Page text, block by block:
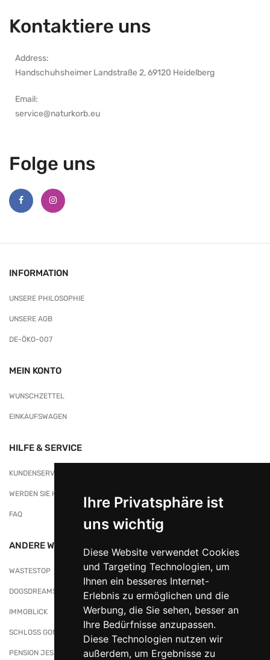
Ihre Privatsphäre ist
uns wichtig
Diese Website verwendet Cookies
und Targeting Technologien, um
Ihnen ein besseres Internet-
Erlebnis zu ermöglichen und die
Werbung, die Sie sehen, besser an
Ihre Bedürfnisse anzupassen.
Diese Technologien nutzen wir
außerdem, um Ergebnisse zu
Folge uns
Kontaktiere uns
Address:
Handschuhsheimer Landstraße 2, 69120 Heidelberg
Email:
service@naturkorb.eu
INFORMATION
UNSERE PHILOSOPHIE
UNSERE AGB
DE-ÖKO-007
MEIN KONTO
WUNSCHZETTEL
EINKAUFSWAGEN
HILFE & SERVICE
KUNDENSERVICE
WERDEN SIE HÄNDLER/IN BEI NATURKORB
FAQ
ANDERE WEBSITES
WASTESTOP
DOGSDREAMS
IMMOBLICK
SCHLOSS GONDELSHEIM
PENSION JESKE